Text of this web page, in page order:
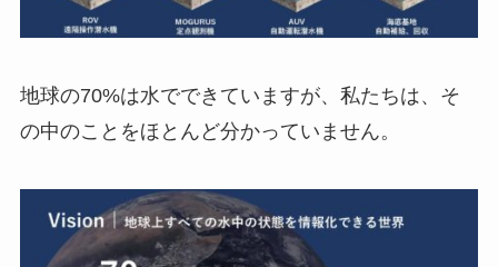
地球の70%は水でできていますが、私たちは、そ
の中のことをほとんど分かっていません。